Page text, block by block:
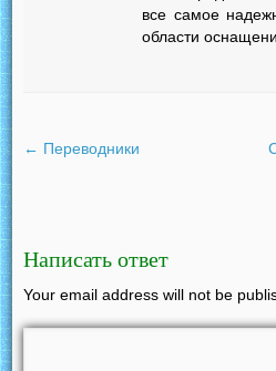
все самое
области
← Переводники
Написать ответ
Your email address will not be